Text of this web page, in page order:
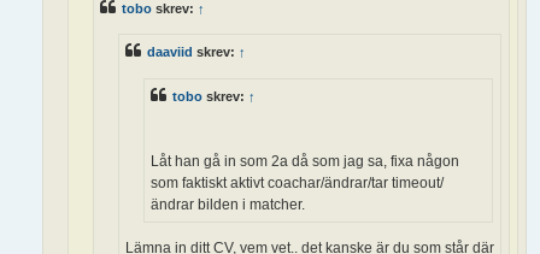
tobo skrev: ↑
daaviid skrev: ↑
tobo skrev: ↑
Låt han gå in som 2a då som jag sa, fixa någon
som faktiskt aktivt coachar/ändrar/tar timeout/
ändrar bilden i matcher.
Lämna in ditt CV, vem vet.. det kanske är du som står där